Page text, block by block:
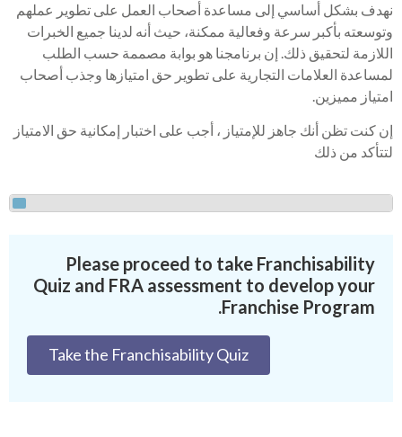
نهدف بشكل أساسي إلى مساعدة أصحاب العمل على تطوير عملهم
وتوسعته بأكبر سرعة وفعالية ممكنة، حيث أنه لدينا جميع الخبرات
اللازمة لتحقيق ذلك. إن برنامجنا هو بوابة مصممة حسب الطلب
لمساعدة العلامات التجارية على تطوير حق امتيازها وجذب أصحاب
امتياز مميزين.
إن كنت تظن أنك جاهز للإمتياز ، أجب على اختبار إمكانية حق الامتياز
لتتأكد من ذلك
Please proceed to take Franchisability
Quiz and FRA assessment to develop your
Franchise Program.
Take the Franchisability Quiz